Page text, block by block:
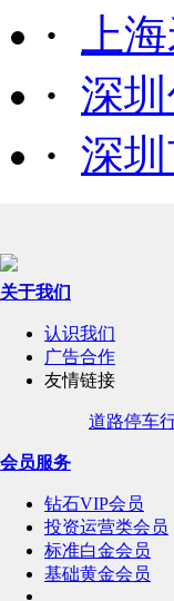
·
上
· 深
· 深
关于我们
认识我们
广告合作
友情链接
道路停车
会员服务
钻石VIP会员
投资运营类会员
标准白金会员
基础黄金会员